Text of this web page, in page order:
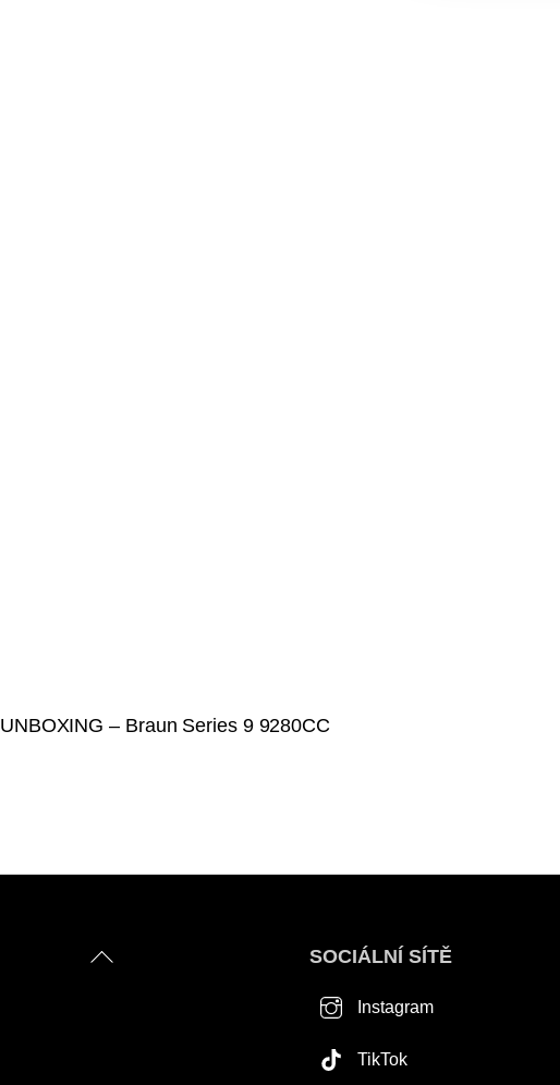
UNBOXING – Braun Series 9 9280CC
Back
SOCIÁLNÍ SÍTĚ
Instagram
TikTok